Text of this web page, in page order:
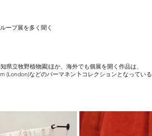
ープ展を多く聞く
県立牧野植物園)ほか、海外でも個展を開く作品は、
(London)などのパーマネン卜コレクションとなっている